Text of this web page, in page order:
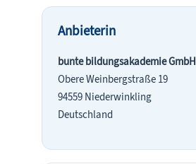
Anbieterin
bunte bildungsakademie GmbH
Obere Weinbergstraße 19
94559 Niederwinkling
Deutschland